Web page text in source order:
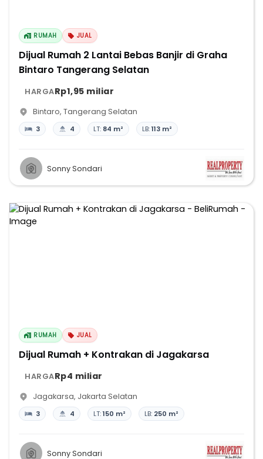
RUMAH JUAL
Dijual Rumah 2 Lantai Bebas Banjir di Graha
Bintaro Tangerang Selatan
HARGARp1,95 miliar
Bintaro, Tangerang Selatan
3 4 LT: 84 m² LB:113 m²
Sonny Sondari
RUMAH JUAL
Dijual Rumah + Kontrakan di Jagakarsa
HARGARp4 miliar
Jagakarsa, Jakarta Selatan
3 4 LT:150 m² LB: 250 m²
Sonny Sondari